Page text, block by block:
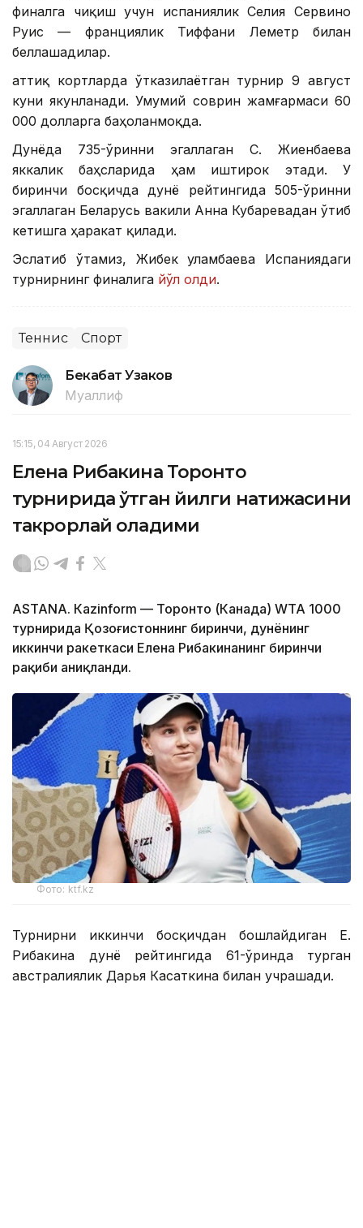
финалга чиқиш учун испаниялик Селия Сервино
Руис — франциялик Тиффани Леметр билан
беллашадилар.
Қаттиқ кортларда ўтказилаётган турнир 9 август
куни якунланади. Умумий соврин жамғармаси 60
000 долларга баҳоланмоқда.
Дунёда 735-ўринни эгаллаган С. Жиенбаева
яккалик баҳсларида ҳам иштирок этади. У
биринчи босқичда дунё рейтингида 505-ўринни
эгаллаган Беларусь вакили Анна Кубаревадан ўтиб
кетишга ҳаракат қилади.
Эслатиб ўтамиз, Жибек Қуламбаева Испаниядаги
турнирнинг финалига йўл олди.
Теннис Спорт
Бекабат Узаков
Муаллиф
15:15, 04 Август 2026
Елена Рибакина Торонто
турнирида ўтган йилги натижасини
такрорлай оладими
ASTANА. Кazinform — Торонто (Канада) WТА 1000
турнирида Қозоғистоннинг биринчи, дунёнинг
иккинчи ракеткаси Елена Рибакинанинг биринчи
рақиби аниқланди.
Фото: ktf.kz
Турнирни иккинчи босқичдан бошлайдиган Е.
Рибакина дунё рейтингида 61-ўринда турган
австралиялик Дарья Касаткина билан учрашади.